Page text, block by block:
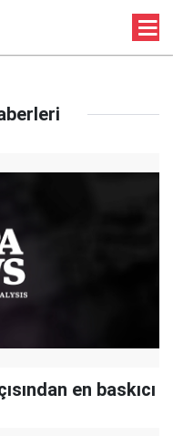
en baskıcı